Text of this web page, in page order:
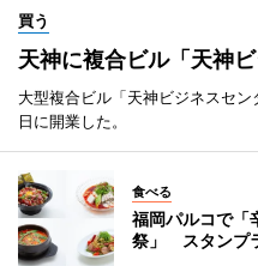
買う
天神に複合ビル「天神
大型複合ビル「天神ビジネスセ
日に開業した。
食べる
福岡パルコで「
祭」 スタンプ